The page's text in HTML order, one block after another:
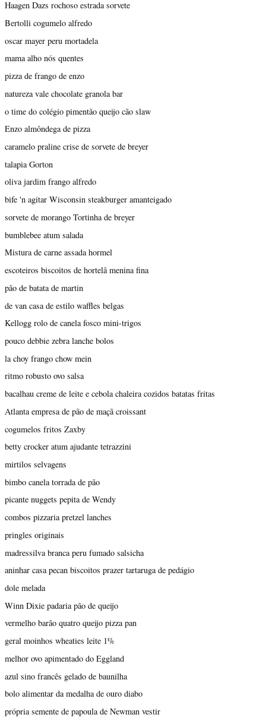
Haagen Dazs rochoso estrada sorvete
Bertolli cogumelo alfredo
oscar mayer peru mortadela
mama alho nós quentes
pizza de frango de enzo
natureza vale chocolate granola bar
o time do colégio pimentão queijo cão slaw
Enzo almôndega de pizza
caramelo praline crise de sorvete de breyer
talapia Gorton
oliva jardim frango alfredo
bife 'n agitar Wisconsin steakburger amanteigado
sorvete de morango Tortinha de breyer
bumblebee atum salada
Mistura de carne assada hormel
escoteiros biscoitos de hortelã menina fina
pão de batata de martin
de van casa de estilo waffles belgas
Kellogg rolo de canela fosco mini-trigos
pouco debbie zebra lanche bolos
la choy frango chow mein
ritmo robusto ovo salsa
bacalhau creme de leite e cebola chaleira cozidos batatas fritas
Atlanta empresa de pão de maçã croissant
cogumelos fritos Zaxby
betty crocker atum ajudante tetrazzini
mirtilos selvagens
bimbo canela torrada de pão
picante nuggets pepita de Wendy
combos pizzaria pretzel lanches
pringles originais
madressilva branca peru fumado salsicha
aninhar casa pecan biscoitos prazer tartaruga de pedágio
dole melada
Winn Dixie padaria pão de queijo
vermelho barão quatro queijo pizza pan
geral moinhos wheaties leite 1%
melhor ovo apimentado do Eggland
azul sino francês gelado de baunilha
bolo alimentar da medalha de ouro diabo
própria semente de papoula de Newman vestir